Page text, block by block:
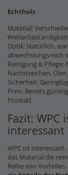
Echtholz
Material:
Optik: Natürlich,
abwechslungsreich
Reinigung & Pflege:
Nachstreichen,
Sicherheit:
Preis: Bereits
Produkt
Fazit:
interessant
WPC ist interessant,
das Material die
Reihe von